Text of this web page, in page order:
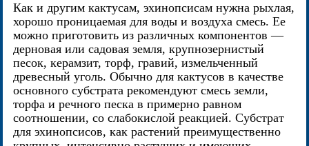
Как и другим кактусам, эхинопсисам нужна рыхлая,
хорошо проницаемая для воды и воздуха смесь. Ее
можно приготовить из различных компонентов —
дерновая или садовая земля, крупнозернистый
песок, керамзит, торф, гравий, измельченный
древесный уголь. Обычно для кактусов в качестве
основного субстрата рекомендуют смесь земли,
торфа и речного песка в примерно равном
соотношении, со слабокислой реакцией. Субстрат
для эхинопсисов, как растений преимущественно